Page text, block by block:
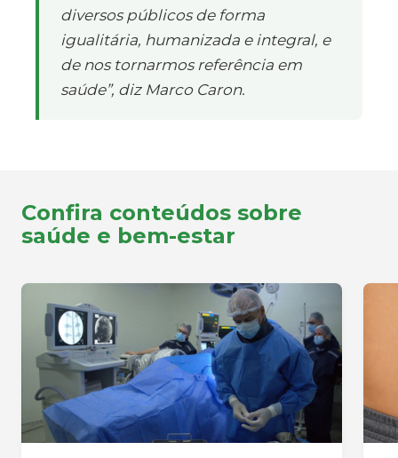
diversos públicos de forma
igualitária, humanizada e integral, e
de nos tornarmos referência em
saúde”, diz Marco Caron.
Confira conteúdos sobre
saúde e bem-estar